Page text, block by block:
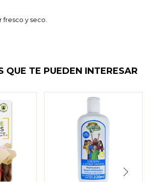
fresco y seco.
QUE TE PUEDEN INTERESAR